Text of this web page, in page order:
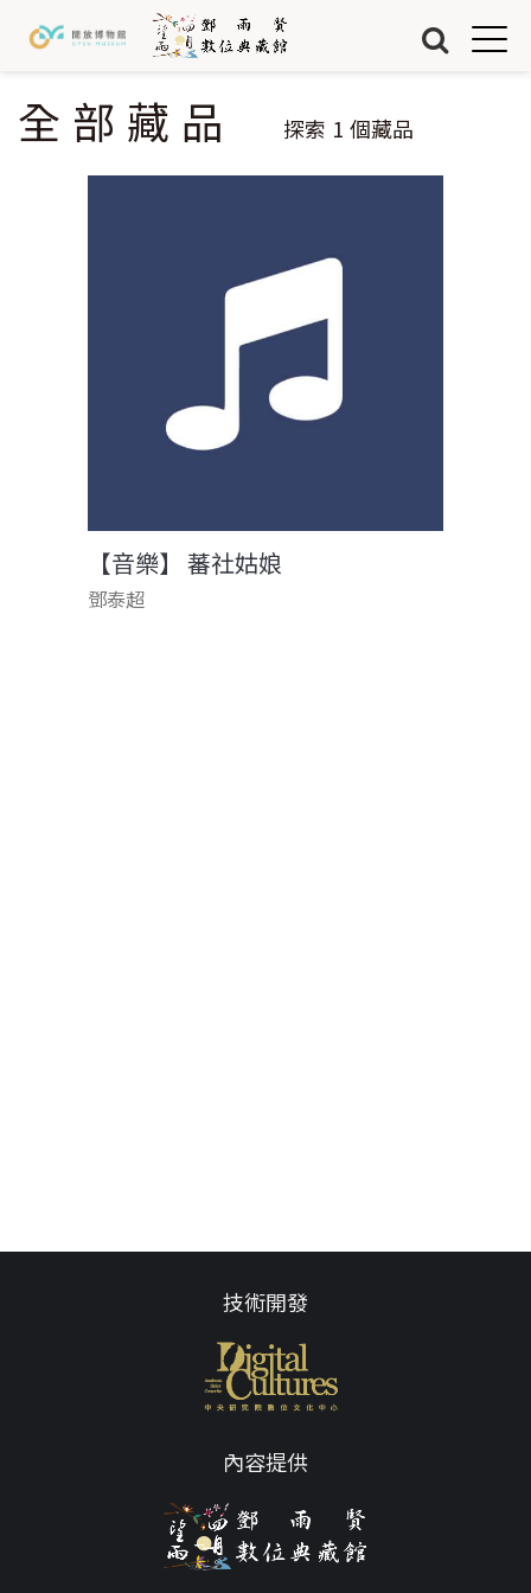
關於我們
Jump to Navigation
Jump to Main content
您在這裡
全部藏品 探索 1 個藏品
【音樂】 蕃社姑娘
鄧泰超
技術開發
內容提供